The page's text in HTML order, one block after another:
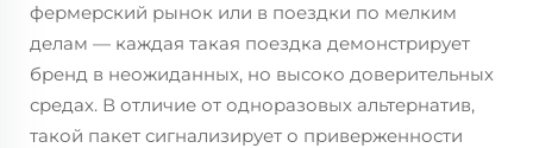
фермерский рынок или в поездки по мелким
делам — каждая такая поездка демонстрирует
бренд в неожиданных, но высоко доверительных
средах. В отличие от одноразовых альтернатив,
такой пакет сигнализирует о приверженности